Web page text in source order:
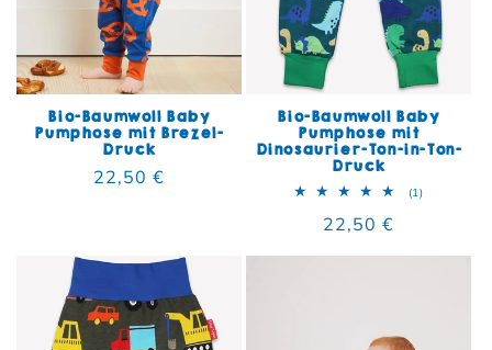
Bio-Baumwoll Baby
Pumphose mit Brezel-
Druck
Normaler Preis
22,50 €
Bio-Baumwoll Baby
Pumphose mit
Dinosaurier-Ton-in-Ton-
Druck
(1)1
Normaler Preis
22,50 €